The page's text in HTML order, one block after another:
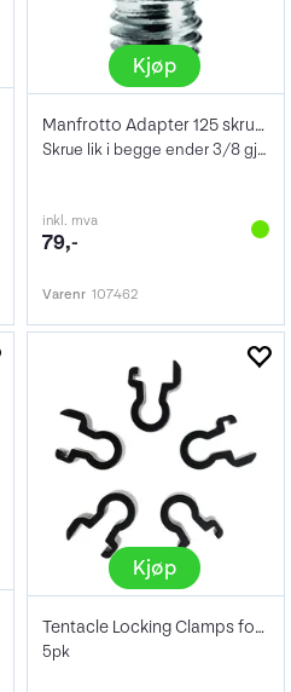
Kjøp
Manfrotto Adapter 125 skrue 3/8"+ 3/8"
Skrue lik i begge ender 3/8 gjenger
inkl. mva
79,-
Varenr 107462
Kjøp
Tentacle Locking Clamps for Sync E
5pk